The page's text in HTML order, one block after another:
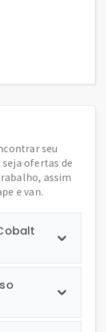
seu
seja ofertas de
assim
e van.